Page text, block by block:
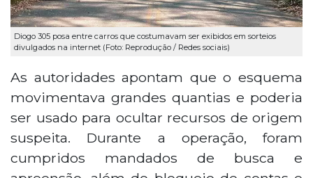
Diogo 305 posa entre carros que costumavam ser exibidos em sorteios
divulgados na internet (Foto: Reprodução / Redes sociais)
As autoridades apontam que o esquema
movimentava grandes quantias e poderia
ser usado para ocultar recursos de origem
suspeita. Durante a operação, foram
cumpridos mandados de busca e